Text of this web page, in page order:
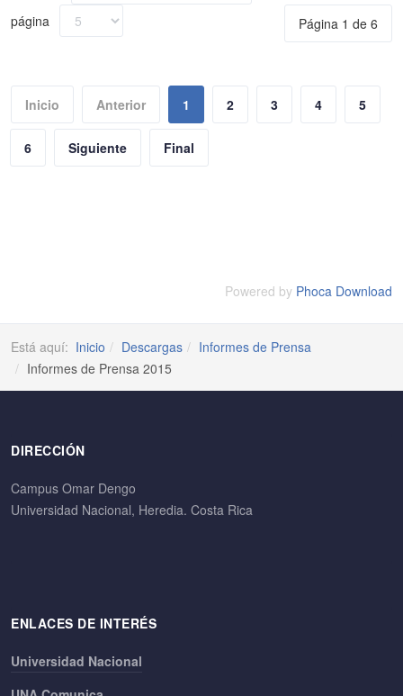
página
Página 1 de 6
Inicio Anterior 1 2 3 4 5
6 Siguiente Final
Powered by Phoca Download
Está aquí: Inicio Descargas
Informes de Prensa
Informes de Prensa 2015
DIRECCIÓN
Campus Omar Dengo
Universidad Nacional, Heredia. Costa Rica
ENLACES DE INTERÉS
Universidad Nacional